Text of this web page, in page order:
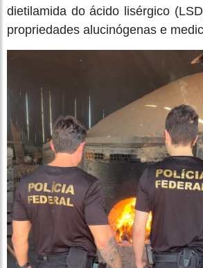
dietilamida do ácido lisérgico
propriedades alucinógenas e